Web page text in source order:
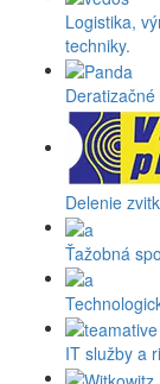
Logistika,
techniky.
Delenie
Ťažobná
IT služby a